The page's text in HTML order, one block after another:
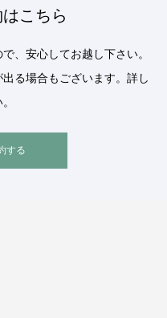
こちら
、安心してお越し下さい。
る場合もございます。詳し
する